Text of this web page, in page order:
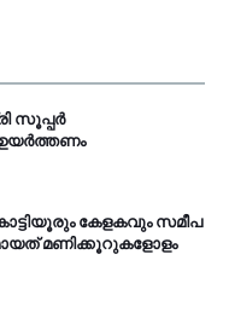
സൂപ്പർ
ഉയർത്തണം
കേളകവും സമീപ
മണിക്കൂറുകളോളം